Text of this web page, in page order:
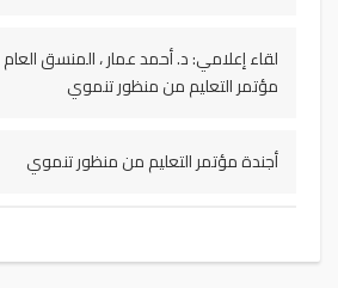
لقاء إعلامي: د. أحمد عمار ، المنسق
مؤتمر التعليم من منظور تنموي
أجندة مؤتمر التعليم من منظور تنموي